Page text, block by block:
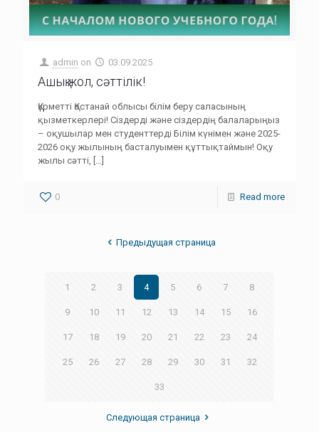
admin on 03.09.2025
Ашық жол, сәттілік!
Құрметті Қостанай облысы білім беру саласының
қызметкерлері! Сіздерді және сіздердің балаларыңыз
– оқушылар мен студенттерді Білім күнімен және 2025-
2026 оқу жылының басталуымен құттықтаймын! Оқу
жылы сәтті, […]
0 Read more
Предыдущая страница
1 2 3 4 5 6 7 8
9 10 11 12 13 14 15 16
17 18 19 20 21 22 23 24
25 26 27 28 29 30 31 32
33
Следующая страница